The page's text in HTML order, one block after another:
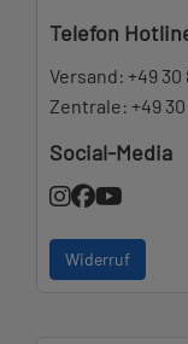
Telefon
Versand: +49 30
Zentrale: +49
Social-Media
Widerruf